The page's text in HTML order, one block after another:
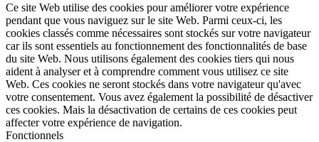
Ce site Web utilise des cookies pour améliorer votre expérience
pendant que vous naviguez sur le site Web. Parmi ceux-ci, les
cookies classés comme nécessaires sont stockés sur votre navigateur
car ils sont essentiels au fonctionnement des fonctionnalités de base
du site Web. Nous utilisons également des cookies tiers qui nous
aident à analyser et à comprendre comment vous utilisez ce site
Web. Ces cookies ne seront stockés dans votre navigateur qu'avec
votre consentement. Vous avez également la possibilité de désactiver
ces cookies. Mais la désactivation de certains de ces cookies peut
affecter votre expérience de navigation.
Fonctionnels